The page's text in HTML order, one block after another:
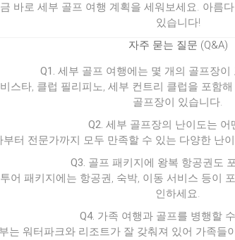
바로 세부 골프 여행 계획을 세워보세요. 아름
있습니다!
자주 묻는 질문 (Q&A)
Q1. 세부 골프 여행에는 몇 개의 골프장이
스타, 클럽 필리피노, 세부 컨트리 클럽을 포함
골프장이 있습니다.
Q2. 세부 골프장의 난이도는 어
부터 전문가까지 모두 만족할 수 있는 다양한 난
Q3. 골프 패키지에 왕복 항공권도
어 패키지에는 항공권, 숙박, 이동 서비스 등이
인하세요.
Q4. 가족 여행과 골프를 병행할
는 워터파크와 리조트가 잘 갖춰져 있어 가족들